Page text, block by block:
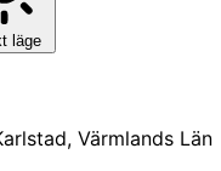
läge
Värmlands Län